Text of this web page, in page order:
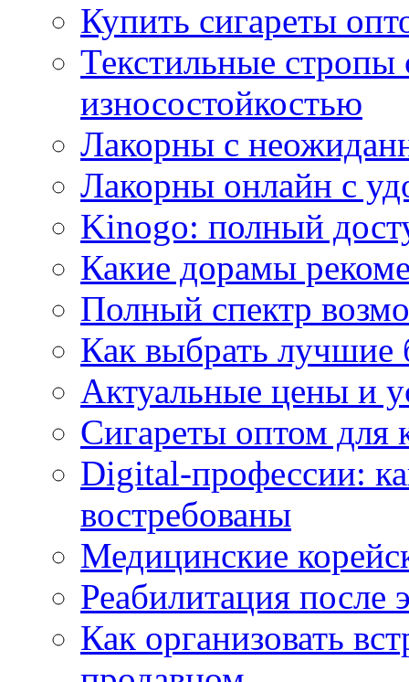
Купить сигареты
Текстильные
износостойкостью
Лакорны с
Лакорны онлайн с
Kinogo: полный
Какие дорамы
Полный спектр
Как выбрать
Актуальные цены и
Сигареты оптом для
Digital-профессии:
востребованы
Медицинские
Реабилитация после
Как организовать